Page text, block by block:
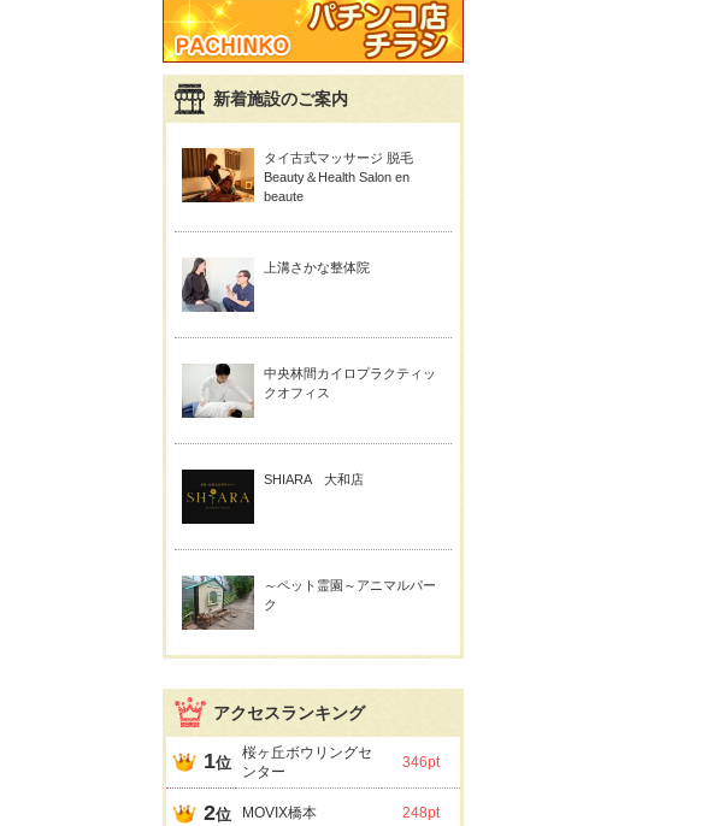
新着施設のご案内
タイ古式マッサージ 脱毛
Beauty＆Health Salon en
beaute
上溝さかな整体院
中央林間カイロプラクティッ
クオフィス
SHIARA 大和店
～ペット霊園～アニマルパー
ク
アクセスランキング
1位
桜ヶ丘ボウリングセ
ンター
346pt
2位 MOVIX橋本 248pt